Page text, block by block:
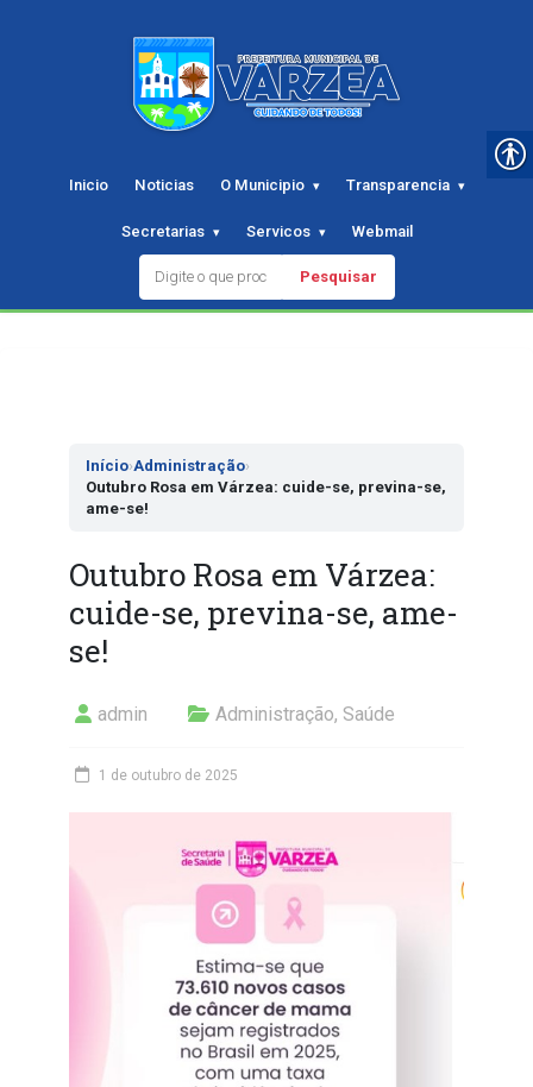
Inicio Noticias O Municipio Transparencia
Secretarias Servicos Webmail
Pesquisar
Início›Administração›
Outubro Rosa em Várzea: cuide-se, previna-se,
ame-se!
Outubro Rosa em Várzea:
cuide-se, previna-se, ame-
se!
admin Administração, Saúde
1 de outubro de 2025